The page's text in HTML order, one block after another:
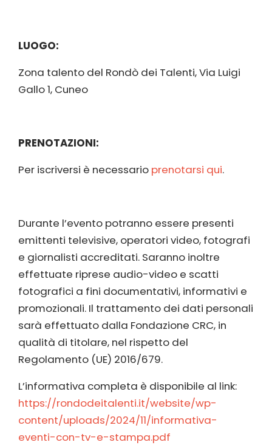
LUOGO:
Zona talento del Rondò dei Talenti, Via Luigi
Gallo 1, Cuneo
PRENOTAZIONI:
Per iscriversi è necessario prenotarsi qui.
Durante l’evento potranno essere presenti
emittenti televisive, operatori video, fotografi
e giornalisti accreditati. Saranno inoltre
effettuate riprese audio-video e scatti
fotografici a fini documentativi, informativi e
promozionali. Il trattamento dei dati personali
sarà effettuato dalla Fondazione CRC, in
qualità di titolare, nel rispetto del
Regolamento (UE) 2016/679.
L’informativa completa è disponibile al link:
https://rondodeitalenti.it/website/wp-
content/uploads/2024/11/informativa-
eventi-con-tv-e-stampa.pdf